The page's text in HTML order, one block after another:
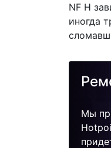
NF H
иногда
Мы